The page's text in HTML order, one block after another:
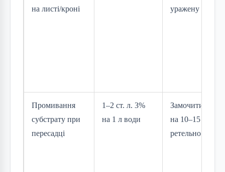
на листі/кроні
уражену
Промивання
субстрату при
пересадці
1–2 ст. л. 3%
на 1 л води
Замочити
на 10–15 хв,
ретельно